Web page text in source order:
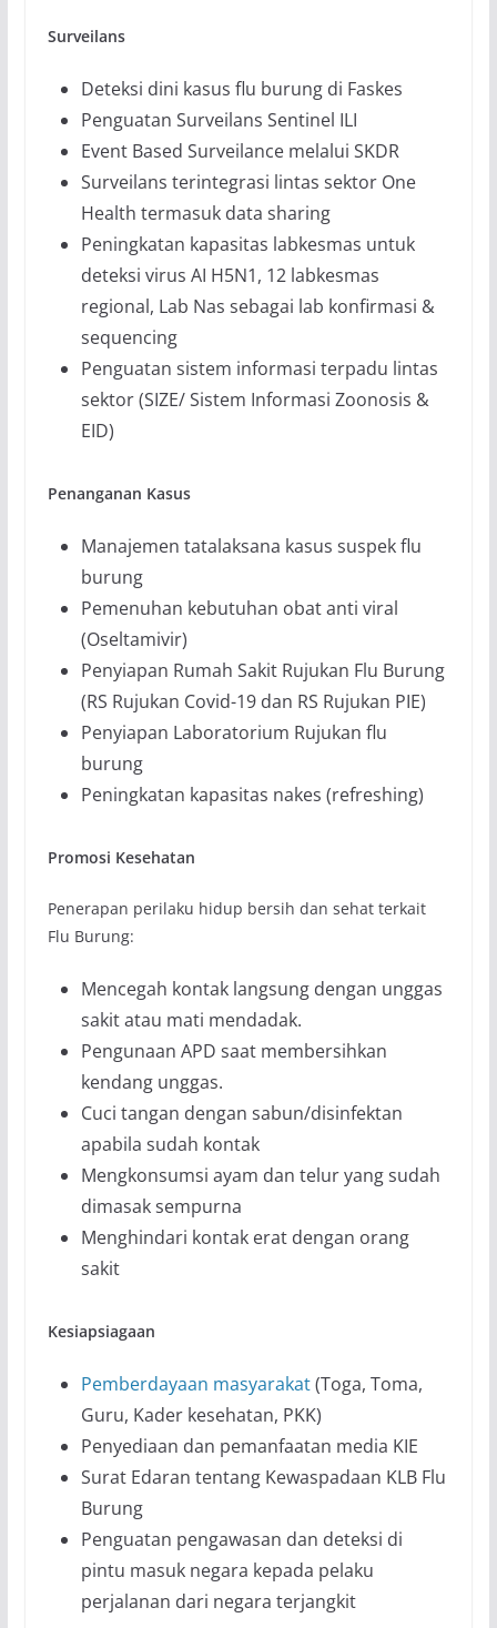
Surveilans
Deteksi dini kasus flu burung di Faskes
Penguatan Surveilans Sentinel ILI
Event Based Surveilance melalui SKDR
Surveilans terintegrasi lintas sektor One
Health termasuk data sharing
Peningkatan kapasitas labkesmas untuk
deteksi virus AI H5N1, 12 labkesmas
regional, Lab Nas sebagai lab konfirmasi &
sequencing
Penguatan sistem informasi terpadu lintas
sektor (SIZE/ Sistem Informasi Zoonosis &
EID)
Penanganan Kasus
Manajemen tatalaksana kasus suspek flu
burung
Pemenuhan kebutuhan obat anti viral
(Oseltamivir)
Penyiapan Rumah Sakit Rujukan Flu Burung
(RS Rujukan Covid-19 dan RS Rujukan PIE)
Penyiapan Laboratorium Rujukan flu
burung
Peningkatan kapasitas nakes (refreshing)
Promosi Kesehatan
Penerapan perilaku hidup bersih dan sehat terkait
Flu Burung:
Mencegah kontak langsung dengan unggas
sakit atau mati mendadak.
Pengunaan APD saat membersihkan
kendang unggas.
Cuci tangan dengan sabun/disinfektan
apabila sudah kontak
Mengkonsumsi ayam dan telur yang sudah
dimasak sempurna
Menghindari kontak erat dengan orang
sakit
Kesiapsiagaan
Pemberdayaan masyarakat(Toga, Toma,
Guru, Kader kesehatan, PKK)
Penyediaan dan pemanfaatan media KIE
Surat Edaran tentang Kewaspadaan KLB Flu
Burung
Penguatan pengawasan dan deteksi di
pintu masuk negara kepada pelaku
perjalanan dari negara terjangkit